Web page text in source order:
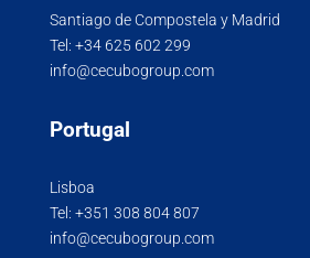
Santiago de Compostela y Madrid
Tel: +34 625 602 299
info@cecubogroup.com
Portugal
Lisboa
Tel: +351 308 804 807
info@cecubogroup.com